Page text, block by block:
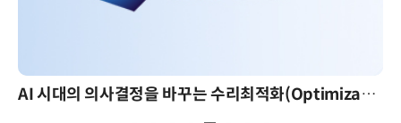
AI 시대의 의사결정을 바꾸는 수리최적화(Optimization): 실제 산업 적용 사례와 활용 전략